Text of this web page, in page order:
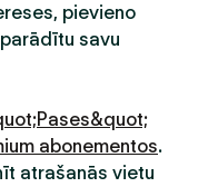
pievieno
savu
abonementos.
atrašanās vietu